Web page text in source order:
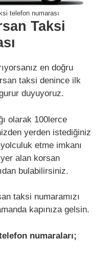
telefon numarası
Taksi
en doğru
taksi denince ilk
duyuyoruz.
olarak 100lerce
yerden istediğiniz
etme imkanı
alan korsan
bulabilirsiniz.
taksi numaramızı
kapınıza gelsin.
numaraları;